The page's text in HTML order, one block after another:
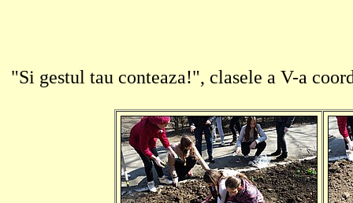
"Si gestul tau conteaza!", clasele a V-a